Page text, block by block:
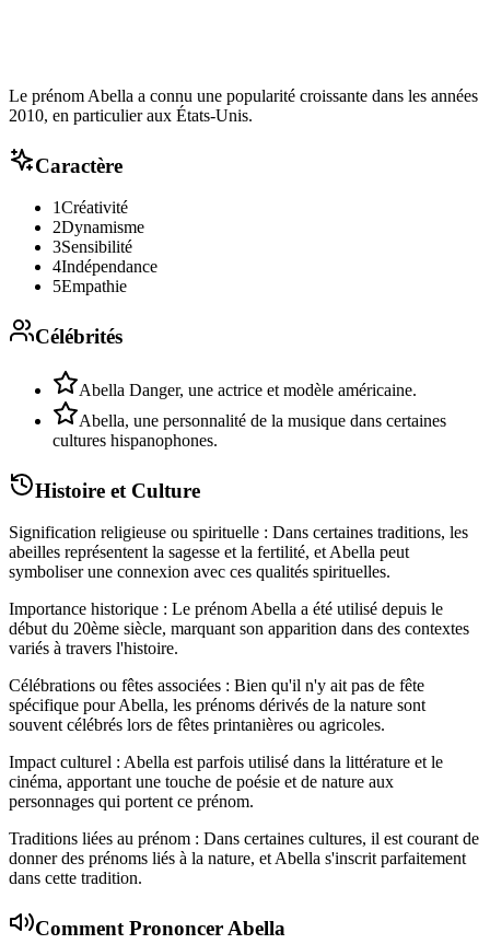
Le prénom Abella a connu une popularité croissante dans les années
2010, en particulier aux États-Unis.
Caractère
1Créativité
2Dynamisme
3Sensibilité
4Indépendance
5Empathie
Célébrités
Abella Danger, une actrice et modèle américaine.
Abella, une personnalité de la musique dans certaines
cultures hispanophones.
Histoire et Culture
Signification religieuse ou spirituelle : Dans certaines traditions, les
abeilles représentent la sagesse et la fertilité, et Abella peut
symboliser une connexion avec ces qualités spirituelles.
Importance historique : Le prénom Abella a été utilisé depuis le
début du 20ème siècle, marquant son apparition dans des contextes
variés à travers l'histoire.
Célébrations ou fêtes associées : Bien qu'il n'y ait pas de fête
spécifique pour Abella, les prénoms dérivés de la nature sont
souvent célébrés lors de fêtes printanières ou agricoles.
Impact culturel : Abella est parfois utilisé dans la littérature et le
cinéma, apportant une touche de poésie et de nature aux
personnages qui portent ce prénom.
Traditions liées au prénom : Dans certaines cultures, il est courant de
donner des prénoms liés à la nature, et Abella s'inscrit parfaitement
dans cette tradition.
Comment Prononcer Abella